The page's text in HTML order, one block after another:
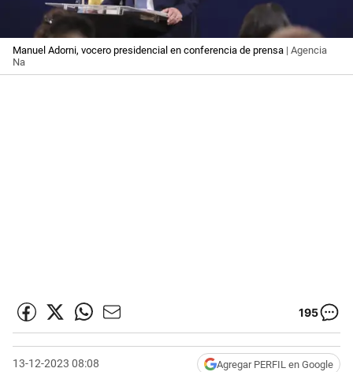
Manuel Adorni, vocero presidencial en conferencia de prensa | Agencia
Na
195
13-12-2023 08:08 Agregar PERFIL en Google